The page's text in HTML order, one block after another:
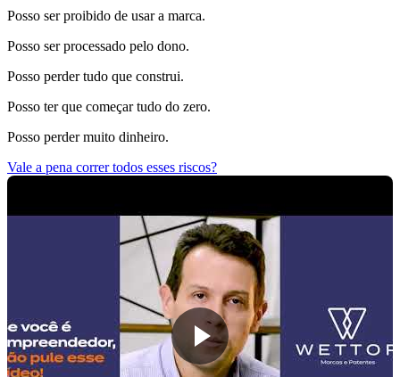
Posso ser proibido de usar a marca.
Posso ser processado pelo dono.
Posso perder tudo que construi.
Posso ter que começar tudo do zero.
Posso perder muito dinheiro.
Vale a pena correr todos esses riscos?